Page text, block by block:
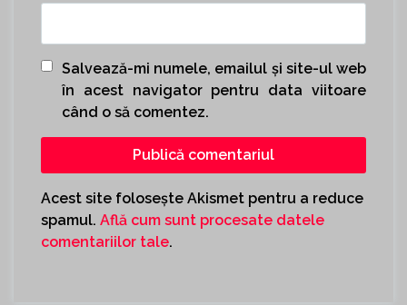
Salvează-mi numele, emailul și site-ul web
în acest navigator pentru data viitoare
când o să comentez.
Acest site folosește Akismet pentru a reduce
spamul. Află cum sunt procesate datele
comentariilor tale.